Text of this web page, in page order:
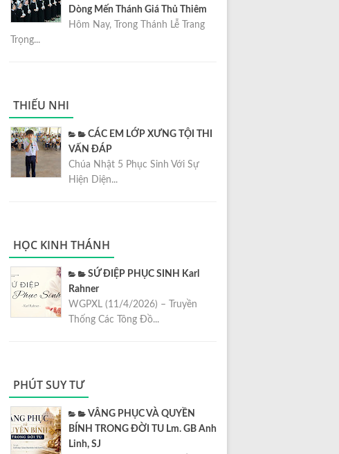
Dòng Mến Thánh Giá Thủ Thiêm
Hôm Nay, Trong Thánh Lễ Trang
Trọng...
THIẾU NHI
CÁC EM LỚP XƯNG TỘI THI
VẤN ĐÁP
Chúa Nhật 5 Phục Sinh Với Sự
Hiện Diện...
HỌC KINH THÁNH
SỨ ĐIỆP PHỤC SINH Karl
Rahner
WGPXL (11/4/2026) – Truyền
Thống Các Tông Đồ...
PHÚT SUY TƯ
VÂNG PHỤC VÀ QUYỀN
BÍNH TRONG ĐỜI TU Lm. GB Anh
Linh, SJ